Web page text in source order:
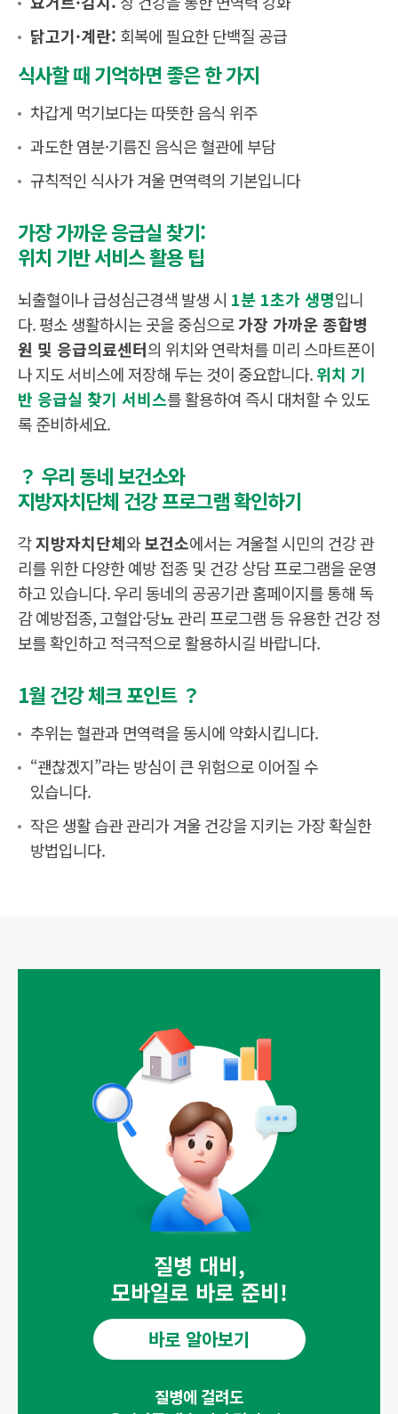
닭고기·계란: 회복에 필요한 단백질 공급
식사할 때 기억하면 좋은 한 가지
차갑게 먹기보다는 따뜻한 음식 위주
과도한 염분·기름진 음식은 혈관에 부담
규칙적인 식사가 겨울 면역력의 기본입니다
가장 가까운 응급실 찾기:
위치 기반 서비스 활용 팁
뇌출혈이나 급성심근경색 발생 시 1분 1초가 생명입니
다. 평소 생활하시는 곳을 중심으로가장 가까운 종합병
원 및 응급의료센터의 위치와 연락처를 미리 스마트폰이
나 지도 서비스에 저장해 두는 것이 중요합니다.위치 기
반 응급실 찾기 서비스를 활용하여 즉시 대처할 수 있도
록 준비하세요.
？ 우리 동네 보건소와
지방자치단체 건강 프로그램 확인하기
각지방자치단체와보건소에서는 겨울철 시민의 건강 관
리를 위한 다양한 예방 접종 및 건강 상담 프로그램을 운영
하고 있습니다. 우리 동네의 공공기관 홈페이지를 통해 독
감 예방접종, 고혈압·당뇨 관리 프로그램 등 유용한 건강 정
보를 확인하고 적극적으로 활용하시길 바랍니다.
1월 건강 체크 포인트 ？
추위는 혈관과 면역력을 동시에 약화시킵니다.
“괜찮겠지”라는 방심이 큰 위험으로 이어질 수
있습니다.
작은 생활 습관 관리가 겨울 건강을 지키는 가장 확실한
방법입니다.
질병 대비,
모바일로 바로 준비!
바로 알아보기
질병에 걸려도